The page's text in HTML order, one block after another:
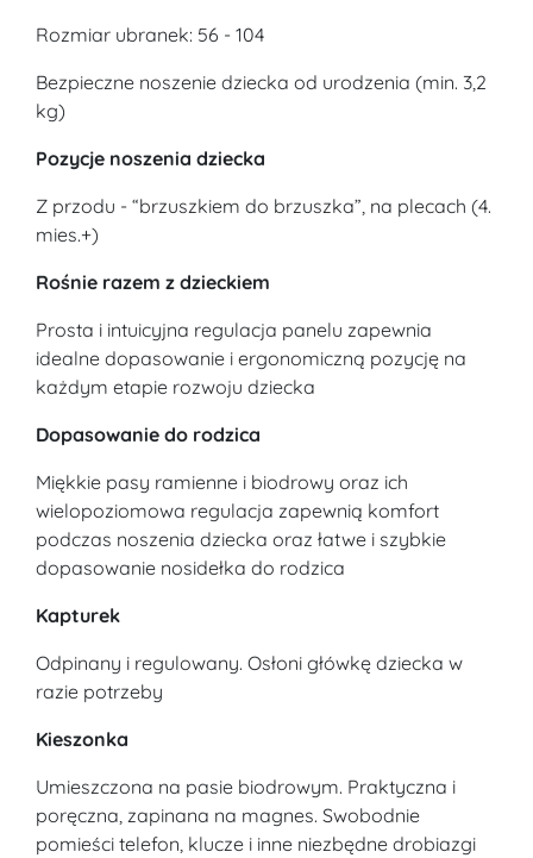
Rozmiar ubranek: 56 - 104
Bezpieczne noszenie dziecka od urodzenia (min. 3,2
kg)
Pozycje noszenia dziecka
Z przodu - “brzuszkiem do brzuszka”, na plecach (4.
mies.+)
Rośnie razem z dzieckiem
Prosta i intuicyjna regulacja panelu zapewnia
idealne dopasowanie i ergonomiczną pozycję na
każdym etapie rozwoju dziecka
Dopasowanie do rodzica
Miękkie pasy ramienne i biodrowy oraz ich
wielopoziomowa regulacja zapewnią komfort
podczas noszenia dziecka oraz łatwe i szybkie
dopasowanie nosidełka do rodzica
Kapturek
Odpinany i regulowany. Osłoni główkę dziecka w
razie potrzeby
Kieszonka
Umieszczona na pasie biodrowym. Praktyczna i
poręczna, zapinana na magnes. Swobodnie
pomieści telefon, klucze i inne niezbędne drobiazgi